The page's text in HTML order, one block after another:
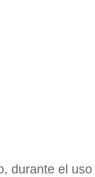
durante el uso